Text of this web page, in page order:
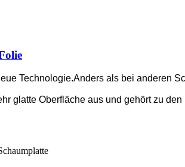
Technologie.Anders als bei anderen
glatte Oberfläche aus und gehört zu